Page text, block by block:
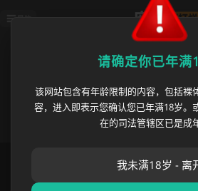
优选投放
你带来最新世界杯主题大片、球星
特辑、死亡之组激情剧情等高品质
马尔等球星AV合集及热点赛事刺激
美加墨世界杯AV视频，就来
请确定你已年满
该网站包含有年龄限制的内容，包括裸
容，进入即表示您确认您已年满18岁。
在的司法管辖区已是成
我未满18岁 - 离